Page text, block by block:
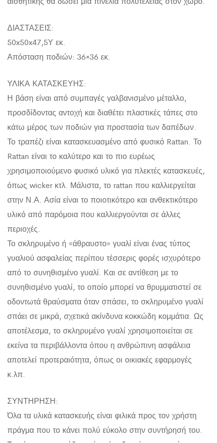
ΔΙΑΣΤΑΣΕΙΣ:
50x50x47,5Υ εκ.
Απόσταση ποδιών: 36×36 εκ.
ΥΛΙΚΑ ΚΑΤΑΣΚΕΥΗΣ:
Η βάση είναι από συμπαγές γαλβανισμένο μέταλλο,
προσδίδοντας αντοχή και διαθέτει πλαστικές τάπες στο
κάτω μέρος των ποδιών για προστασία των δαπέδων.
Το τραπέζι είναι κατασκευασμένο από φυσικό Rattan. Το
Rattan είναι το καλύτερο και το πιο ευρέως
χρησιμοποιούμενο φυσικό υλικό για πλεκτές κατασκευές,
όπως wicker κτλ. Μάλιστα, το rattan που καλλιεργείται
στην Ν.Α. Ασία είναι το ποιοτικότερο και ανθεκτικότερο
υλικό από παρόμοια που καλλιεργούνται σε άλλες
περιοχές.
Το σκληρυμένο ή «άθραυστο» γυαλί είναι ένας τύπος
γυαλιού ασφαλείας περίπου τέσσερις φορές ισχυρότερο
από το συνηθισμένο γυαλί. Και σε αντίθεση με το
συνηθισμένο γυαλί, το οποίο μπορεί να θρυμματιστεί σε
οδοντωτά θραύσματα όταν σπάσει, το σκληρυμένο γυαλί
σπάει σε μικρά, σχετικά ακίνδυνα κοκκώδη κομμάτια. Ως
αποτέλεσμα, το σκληρυμένο γυαλί χρησιμοποιείται σε
εκείνα τα περιβάλλοντα όπου η ανθρώπινη ασφάλεια
αποτελεί προτεραιότητα, όπως οι οικιακές εφαρμογές
κ.λπ.
ΣΥΝΤΗΡΗΣΗ:
Όλα τα υλικά κατασκευής είναι φιλικά προς τον χρήστη
πράγμα που το κάνει πολύ εύκολο στην συντήρησή του.